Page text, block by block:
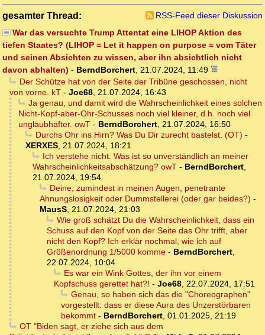
gesamter Thread:
RSS-Feed dieser Diskussion
War das versuchte Trump Attentat eine LIHOP Aktion des
tiefen Staates? (LIHOP = Let it happen on purpose = vom Täter
und seinen Absichten zu wissen, aber ihn absichtlich nicht
davon abhalten) - BerndBorchert, 21.07.2024, 11:49
Der Schütze hat von der Seite der Tribüne geschossen, nicht
von vorne. kT - Joe68, 21.07.2024, 16:43
Ja genau, und damit wird die Wahrscheinlichkeit eines solchen
Nicht-Kopf-aber-Ohr-Schusses noch viel kleiner, d.h. noch viel
unglaubhafter. owT - BerndBorchert, 21.07.2024, 16:50
Durchs Ohr ins Hirn? Was Du Dir zurecht bastelst. (OT) -
XERXES, 21.07.2024, 18:21
Ich verstehe nicht. Was ist so unverständlich an meiner
Wahrscheinlichkeitsabschätzung? owT - BerndBorchert,
21.07.2024, 19:54
Deine, zumindest in meinen Augen, penetrante
Ahnungslosigkeit oder Dummstellerei (oder gar beides?) -
MausS, 21.07.2024, 21:03
Wie groß schätzt Du die Wahrscheinlichkeit, dass ein
Schuss auf den Kopf von der Seite das Ohr trifft, aber
nicht den Kopf? Ich erklär nochmal, wie ich auf
Größenordnung 1/5000 komme - BerndBorchert,
22.07.2024, 10:04
Es war ein Wink Gottes, der ihn vor einem
Kopfschuss gerettet hat?! - Joe68, 22.07.2024, 17:51
Genau, so haben sich das die "Choreographen"
vorgestellt: dass er diese Aura des Unzerstörbaren
bekommt - BerndBorchert, 01.01.2025, 21:19
OT "Biden sagt, er ziehe sich aus dem